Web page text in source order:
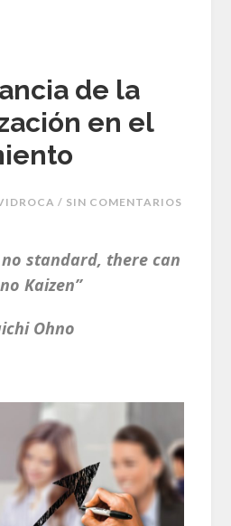
de la
en el
/ SIN COMENTARIOS
standard, there can
Kaizen”
Ohno